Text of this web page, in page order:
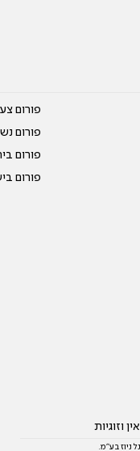
וזוגיות
פורום
פורום
פורום
פורום
ניוז בע"מ.